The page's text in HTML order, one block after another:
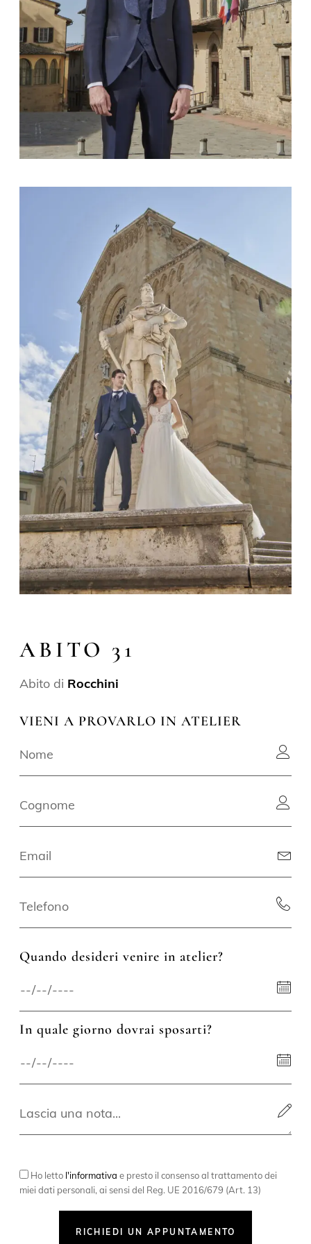
ABITO 31
Abito di Rocchini
VIENI A PROVARLO IN ATELIER
Quando desideri venire in atelier?
In quale giorno dovrai sposarti?
Ho letto l'informativa e presto il consenso al trattamento dei
miei dati personali, ai sensi del Reg. UE 2016/679 (Art. 13)
RICHIEDI UN APPUNTAMENTO